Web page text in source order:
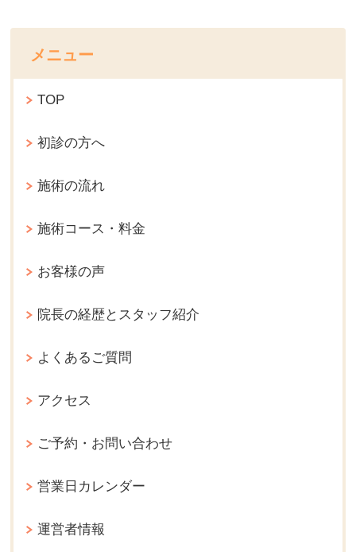
メニュー
TOP
初診の方へ
施術の流れ
施術コース・料金
お客様の声
院長の経歴とスタッフ紹介
よくあるご質問
アクセス
ご予約・お問い合わせ
営業日カレンダー
運営者情報